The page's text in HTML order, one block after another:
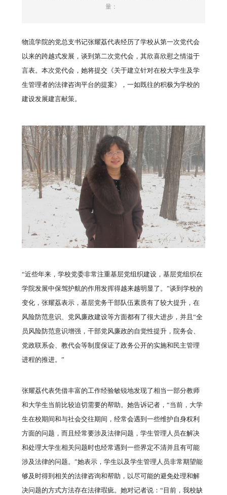
量：
物流学院的党总支书记张耀荔代表经历了学校从第一次党代会
以来的跨越式发展，谈到第二次党代会，其欣喜欣慰之情溢于
言表。本次党代会，她将提交《关于建立针对在校大学生及学
生管理者的法律咨询平台的提案》，一如既往的积极为学校的
建设发展建言献策。
“近些年来，学校党委非常注重基层党组织建设，基层党组织在
学院发展中保驾护航的作用发挥得越来越明显了。”谈到学校的
变化，张耀荔表示，基层党务干部队伍素质有了较大提升，在
风险防范意识、党风廉政建设等方面都有了很大进步，并且“全
员风险防范意识增强，干部党风廉政的自觉性提升，院务会、
党政联系会、教代会等制度保证了政务公开的实施和民主管理
进程的推进。”
张耀荔代表凭借丰富的工作经验敏锐地发现了相当一部分教师
和大学生当前比较迫切需要的帮助。她告诉记者，“当前，大学
生在校期间和与社会交往期间，经常会遇到一些维护自身权利
方面的问题，而且经常要涉及法律问题，学生管理人员在解决
和处理大学生相关问题时也经常遇到一些界定不清并且有可能
涉及法律的问题。”她表示，学生以及学生管理人员非常期望能
够及时得到相关的法律咨询和帮助，以尽可能的避免处理和解
决问题的方式方法存在法律瑕疵。她对记者说：“目前，我校缺